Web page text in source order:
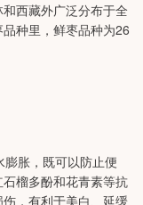
西藏外广泛分布于全
种里，鲜枣品种为26
胀，既可以防止便
榴多酚和花青素等抗
，有利于美白、延缓